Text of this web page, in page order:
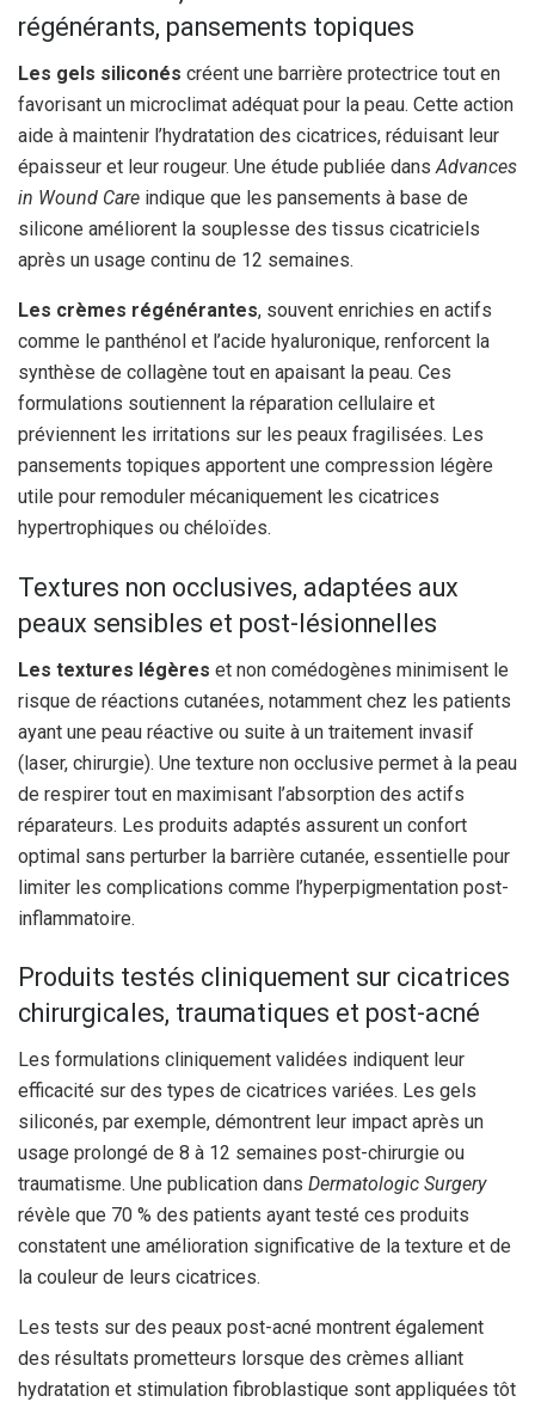
régénérants, pansements topiques
Les gels siliconés créent une barrière protectrice tout en
favorisant un microclimat adéquat pour la peau. Cette action
aide à maintenir l’hydratation des cicatrices, réduisant leur
épaisseur et leur rougeur. Une étude publiée dansAdvances
in Wound Care indique que les pansements à base de
silicone améliorent la souplesse des tissus cicatriciels
après un usage continu de 12 semaines.
Les crèmes régénérantes, souvent enrichies en actifs
comme le panthénol et l’acide hyaluronique, renforcent la
synthèse de collagène tout en apaisant la peau. Ces
formulations soutiennent la réparation cellulaire et
préviennent les irritations sur les peaux fragilisées. Les
pansements topiques apportent une compression légère
utile pour remoduler mécaniquement les cicatrices
hypertrophiques ou chéloïdes.
Textures non occlusives, adaptées aux
peaux sensibles et post-lésionnelles
Les textures légères et non comédogènes minimisent le
risque de réactions cutanées, notamment chez les patients
ayant une peau réactive ou suite à un traitement invasif
(laser, chirurgie). Une texture non occlusive permet à la peau
de respirer tout en maximisant l’absorption des actifs
réparateurs. Les produits adaptés assurent un confort
optimal sans perturber la barrière cutanée, essentielle pour
limiter les complications comme l’hyperpigmentation post-
inflammatoire.
Produits testés cliniquement sur cicatrices
chirurgicales, traumatiques et post-acné
Les formulations cliniquement validées indiquent leur
efficacité sur des types de cicatrices variées. Les gels
siliconés, par exemple, démontrent leur impact après un
usage prolongé de 8 à 12 semaines post-chirurgie ou
traumatisme. Une publication dans Dermatologic Surgery
révèle que 70 % des patients ayant testé ces produits
constatent une amélioration significative de la texture et de
la couleur de leurs cicatrices.
Les tests sur des peaux post-acné montrent également
des résultats prometteurs lorsque des crèmes alliant
hydratation et stimulation fibroblastique sont appliquées tôt